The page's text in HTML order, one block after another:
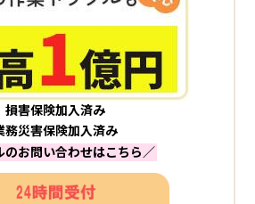
損害保険加入済み
務災害保険加入済み
のお問い合わせはこちら／